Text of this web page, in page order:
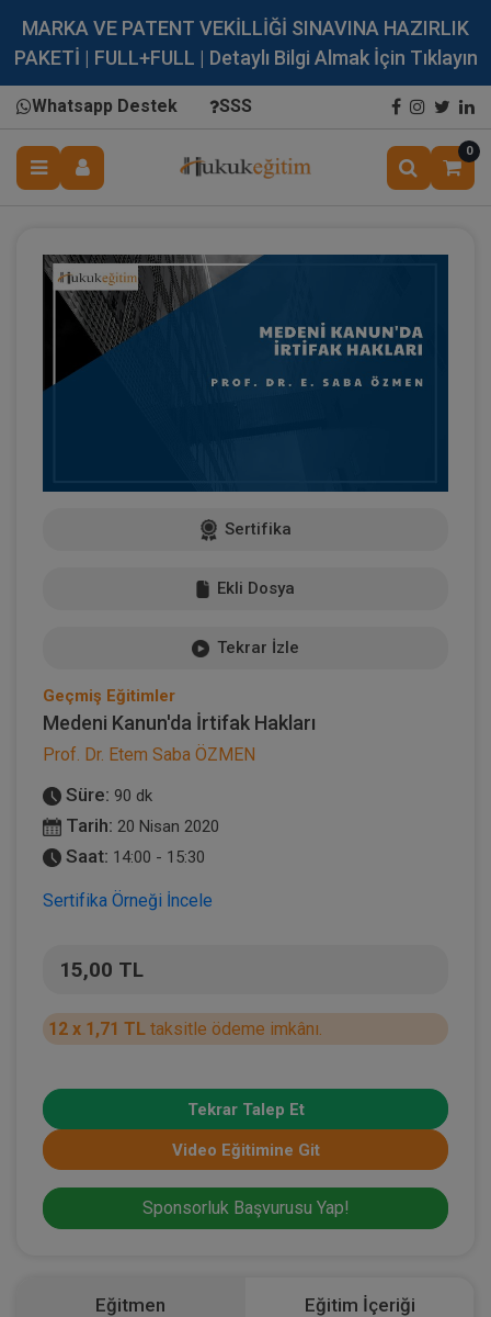
MARKA VE PATENT VEKİLLİĞİ SINAVINA HAZIRLIK
PAKETİ | FULL+FULL | Detaylı Bilgi Almak İçin Tıklayın
Whatsapp Destek SSS
0
Sertifika
Ekli Dosya
Tekrar İzle
Geçmiş Eğitimler
Medeni Kanun'da İrtifak Hakları
Prof. Dr. Etem Saba ÖZMEN
Süre: 90 dk
Tarih: 20 Nisan 2020
Saat: 14:00 - 15:30
Sertifika Örneği İncele
15,00 TL
12 x 1,71 TL taksitle ödeme imkânı.
Tekrar Talep Et
Video Eğitimine Git
Sponsorluk Başvurusu Yap!
Eğitmen Eğitim İçeriği